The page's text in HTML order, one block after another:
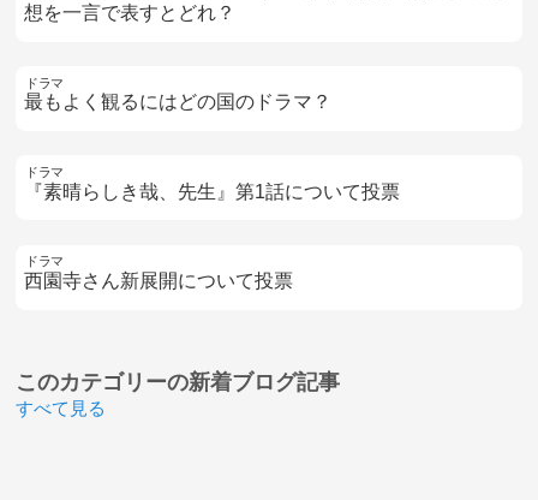
想を一言で表すとどれ？
ドラマ
最もよく観るにはどの国のドラマ？
ドラマ
『素晴らしき哉、先生』第1話について投票
ドラマ
西園寺さん新展開について投票
このカテゴリーの新着ブログ記事
すべて見る